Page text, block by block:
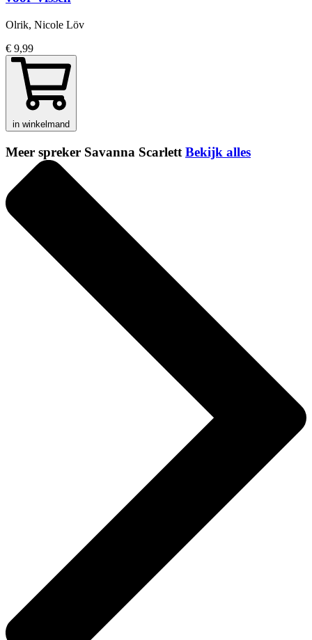
Olrik, Nicole Löv
€ 9,99
in winkelmand
Meer spreker Savanna Scarlett Bekijk alles